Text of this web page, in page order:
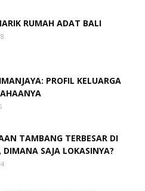
RUMAH ADAT BALI
PROFIL KELUARGA
TAMBANG TERBESAR DI
DIMANA SAJA LOKASINYA?